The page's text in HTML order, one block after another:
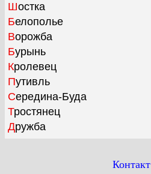
Шостка
Белополье
Ворожба
Бурынь
Кролевец
Путивль
Середина-Буда
Тростянец
Дружба
Контакт